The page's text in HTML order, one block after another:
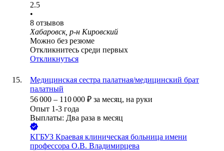
2.5
•
8 отзывов
Хабаровск, р-н Кировский
Можно без резюме
Откликнитесь среди первых
Откликнуться
Медицинская сестра палатная/медицинский брат
палатный
56 000 – 110 000 ₽ за месяц, на руки
Опыт 1-3 года
Выплаты: Два раза в месяц
КГБУЗ Краевая клиническая больница имени
профессора О.В. Владимирцева